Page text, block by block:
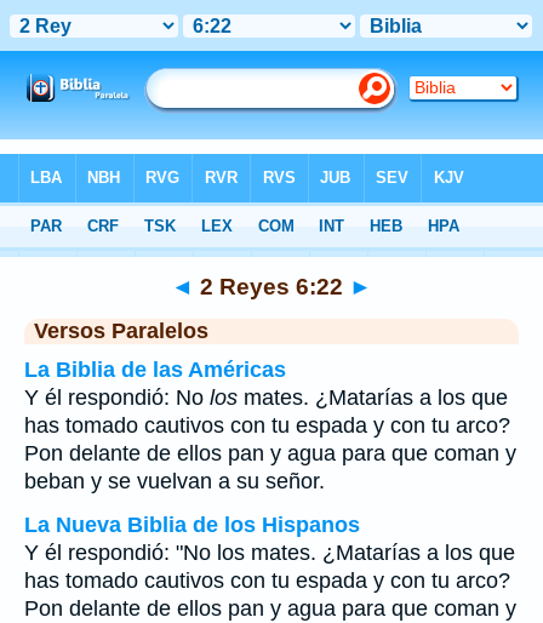
>2 Reyes Capítulo 6 > Verso 22
◄ 2 Reyes 6:22 ►
Versos Paralelos
La Biblia de las Américas
Y él respondió: No los mates. ¿Matarías a los que
has tomado cautivos con tu espada y con tu arco?
Pon delante de ellos pan y agua para que coman y
beban y se vuelvan a su señor.
La Nueva Biblia de los Hispanos
Y él respondió: "No los mates. ¿Matarías a los que
has tomado cautivos con tu espada y con tu arco?
Pon delante de ellos pan y agua para que coman y